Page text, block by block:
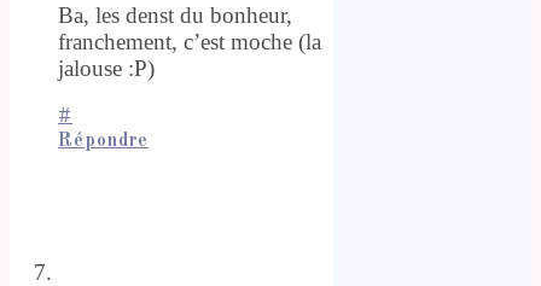
Ba, les denst du bonheur,
franchement, c’est moche (la
jalouse :P)
#
Répondre